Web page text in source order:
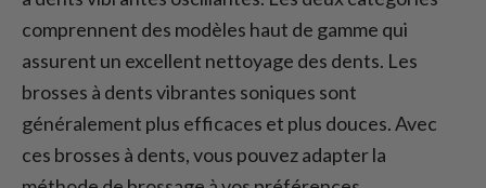
comprennent des modèles haut de gamme qui
assurent un excellent nettoyage des dents. Les
brosses à dents vibrantes soniques sont
généralement plus efficaces et plus douces. Avec
ces brosses à dents, vous pouvez adapter la